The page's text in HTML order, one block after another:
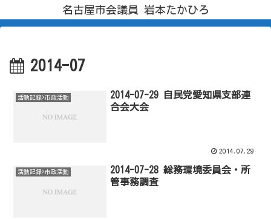
名古屋市会議員 岩本たかひろ
2014-07
活動記録>市政活動
2014-07-29 自民党愛知県支部連
合会大会
2014.07.29
活動記録>市政活動
2014-07-28 総務環境委員会・所
管事務調査